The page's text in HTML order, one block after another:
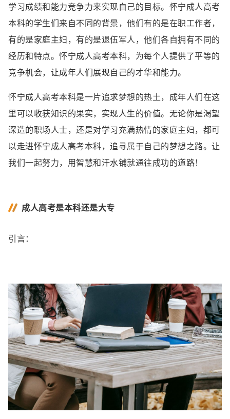
学习成绩和能力竞争力来实现自己的目标。怀宁成人高考
本科的学生们来自不同的背景，他们有的是在职工作者，
有的是家庭主妇，有的是退伍军人，他们各自拥有不同的
经历和特点。怀宁成人高考本科，为每个人提供了平等的
竞争机会，让成年人们展现自己的才华和能力。
怀宁成人高考本科是一片追求梦想的热土，成年人们在这
里可以收获知识的果实，实现人生的价值。无论你是渴望
深造的职场人士，还是对学习充满热情的家庭主妇，都可
以走进怀宁成人高考本科，追寻属于自己的梦想之路。让
我们一起努力，用智慧和汗水铺就通往成功的道路！
成人高考是本科还是大专
引言：